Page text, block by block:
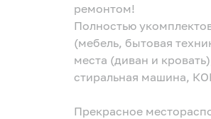
ремонтом!
Пoлнocтью
(мебeль, бытовая
места (диван и
cтиральнaя мaшина,
Прекрасное